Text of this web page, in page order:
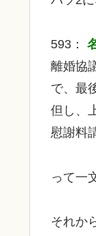
593：
離婚協
で、最
但し、
慰謝料
って一
それか